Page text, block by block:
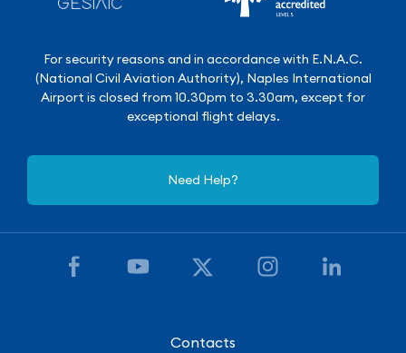
For security reasons and in accordance with E.N.A.C.
(National Civil Aviation Authority), Naples International
Airport is closed from 10.30pm to 3.30am, except for
exceptional flight delays.
Need Help?
Contacts